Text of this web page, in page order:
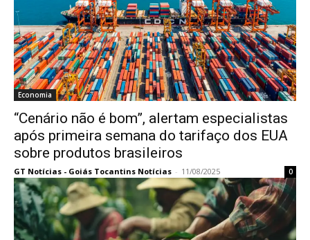
Economia
“Cenário não é bom”, alertam especialistas
após primeira semana do tarifaço dos EUA
sobre produtos brasileiros
GT Notícias - Goiás Tocantins Notícias - 11/08/2025 0